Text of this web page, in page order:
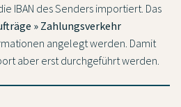
IBAN des Senders importiert. Das
» Zahlungsverkehr
angelegt werden. Damit
aber erst durchgeführt werden.